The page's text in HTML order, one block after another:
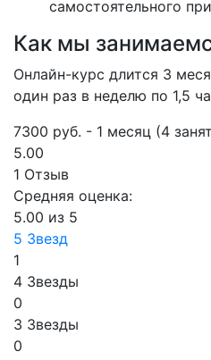
самостоятельного
Как мы
Онлайн-курс длится 3
один раз в неделю по 1,5
7300 руб. - 1 месяц (4
5.00
1 Отзыв
Средняя оценка:
5.00 из 5
5 Звезд
1
4 Звезды
0
3 Звезды
0